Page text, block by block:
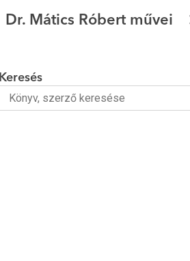
Dr. Mátics Róbert művei
Keresés